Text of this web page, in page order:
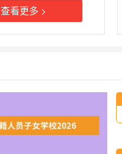
查看更多 >